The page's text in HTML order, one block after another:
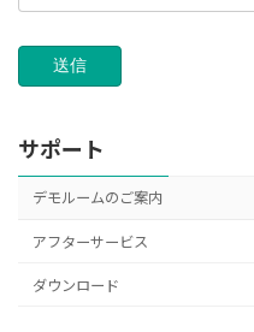
サポート
デモルームのご案内
アフターサービス
ダウンロード